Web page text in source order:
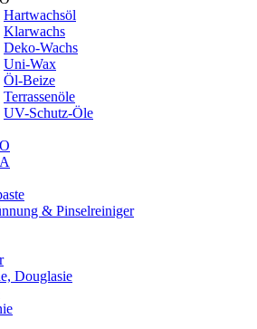
Hartwachsöl
Klarwachs
Deko-Wachs
Uni-Wax
Öl-Beize
Terrassenöle
UV-Schutz-Öle
& Pinselreiniger
Douglasie